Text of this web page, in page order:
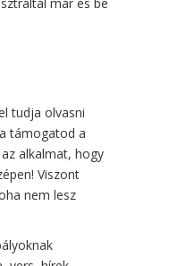
tudja olvasni
támogatod a
alkalmat, hogy
Viszont
nem lesz